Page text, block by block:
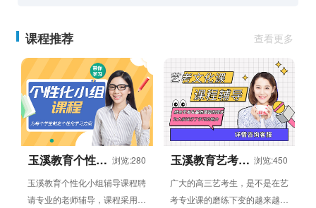
课程推荐 查看更多
玉溪教育个性化 浏览:280
玉溪教育个性化小组辅导课程聘
请专业的老师辅导，课程采用小
玉溪教育艺考文 浏览:450
广大的高三艺考生，是不是在艺
考专业课的磨练下变的越来越强